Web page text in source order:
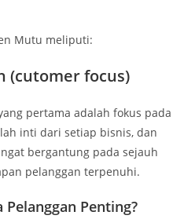
Mutu meliputi:
(cutomer focus)
pertama adalah fokus pada
inti dari setiap bisnis, dan
bergantung pada sejauh
pelanggan terpenuhi.
Penting?